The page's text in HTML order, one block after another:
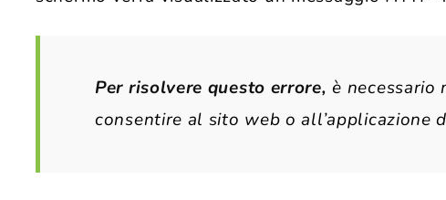
Per risolvere questo errore, è necessario
consentire al sito web o all’applicazione